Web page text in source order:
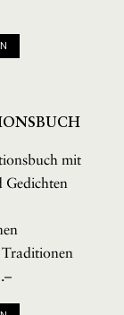
mit
Gedichten